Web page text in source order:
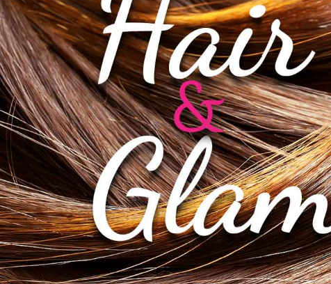
Prijzen
Gastenboek
Diensten
Hair
Beauty
Gelaat
Lichaamsbehandelingen
Cadeaubons
Contact
RESERVEER NU